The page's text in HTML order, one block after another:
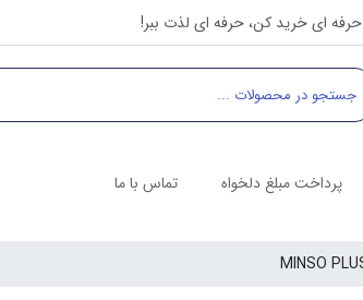
حرفه ای خرید کن، حرفه ای لذت ببر!
پرداخت مبلغ دلخواه تماس با ما